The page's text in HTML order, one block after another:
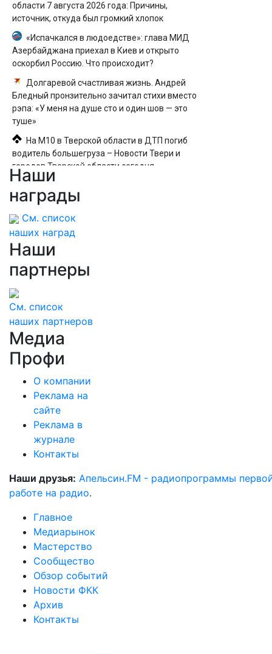
области 7 августа 2026 года: Причины,
источник, откуда был громкий хлопок
«Испачкался в людоедстве»: глава МИД
Азербайджана приехал в Киев и открыто
оскорбил Россию. Что происходит?
Долгаревой счастливая жизнь. Андрей
Бледный пронзительно зачитал стихи вместо
рэпа: «У меня на душе сто и один шов — это
туше»
На М10 в Тверской области в ДТП погиб
водитель большегруза – Новости Твери и
городов Тверской области сегодня -
Afanasy.biz – Тверские новости. Новости
Твери. Тверь ново
украинских кол-центров за
кибермошенничество
Наши
награды
См. список
наших наград
Наши
партнеры
См. список
наших партнеров
Медиа
Профи
О компании
Реклама на
сайте
Реклама в
журнале
Контакты
Наши друзья: Апельсин.FM - радиопрограммы
работе на радио.
Главное
Медиарынок
Мастерство
Сообщество
Обзор событий
Новости ФКК
Архив
Контакты